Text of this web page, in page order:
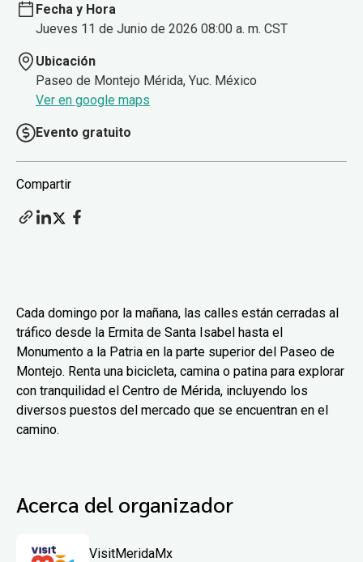
Fecha y Hora
Jueves 11 de Junio de 2026 08:00 a. m. CST
Ubicación
Paseo de Montejo Mérida, Yuc. México
Ver en google maps
Evento gratuito
Compartir
Cada domingo por la mañana, las calles están cerradas al
tráfico desde la Ermita de Santa Isabel hasta el
Monumento a la Patria en la parte superior del Paseo de
Montejo. Renta una bicicleta, camina o patina para explorar
con tranquilidad el Centro de Mérida, incluyendo los
diversos puestos del mercado que se encuentran en el
camino.
Acerca del organizador
VisitMeridaMx